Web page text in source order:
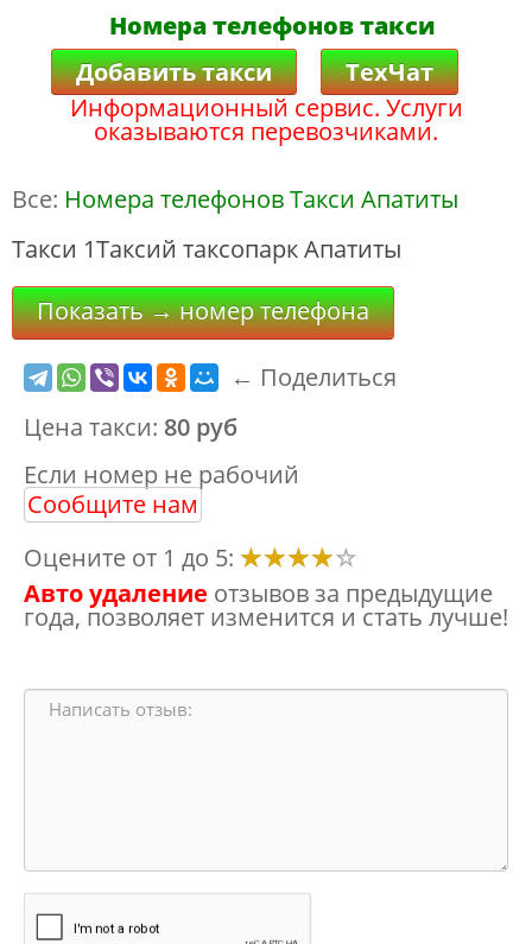
Номера телефонов такси
Добавить такси
ТехЧат
Информационный сервис. Услуги
оказываются перевозчиками.
Все: Номера телефонов Такси Апатиты
Такси 1Таксий таксопарк Апатиты
Показать → номер телефона
← Поделиться
Цена такси: 80 руб
Если номер не рабочий
Сообщите нам
Оцените от 1 до 5:
Авто удаление отзывов за предыдущие
года, позволяет изменится и стать лучше!